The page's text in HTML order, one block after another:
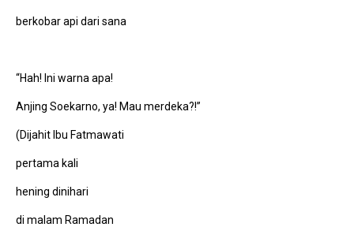
berkobar api dari sana
“Hah! Ini warna apa!
Anjing Soekarno, ya! Mau merdeka?!”
(Dijahit Ibu Fatmawati
pertama kali
hening dinihari
di malam Ramadan